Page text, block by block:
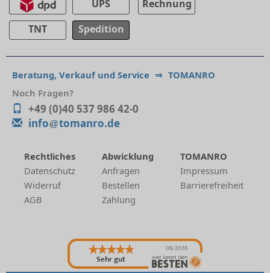
UPS
TNT
Spedition
Rechnung
Beratung, Verkauf und Service ⇒ TOMANRO
Noch Fragen?
+49 (0)40 537 986 42-0
info
tomanro.de
Rechtliches
Datenschutz
Widerruf
AGB
Abwicklung
Anfragen
Bestellen
Zahlung
TOMANRO
Impressum
Barrierefreiheit
Sehr gut
08/2026